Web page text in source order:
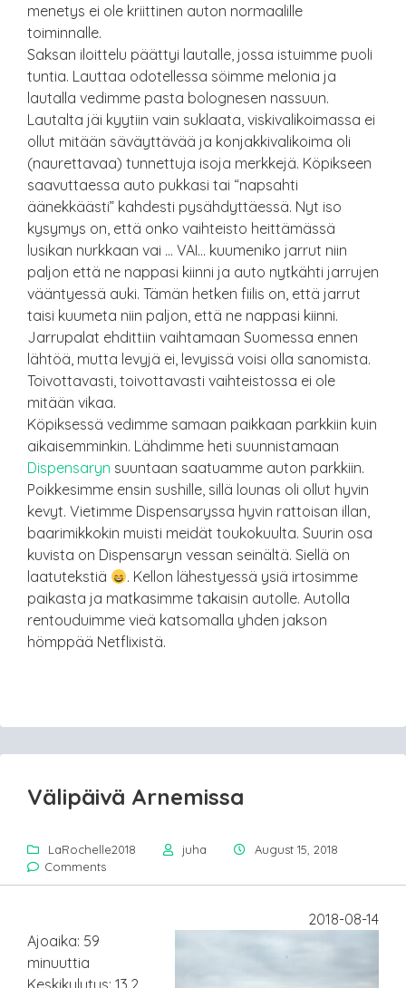
menetys ei ole kriittinen auton normaalille
toiminnalle.
Saksan iloittelu päättyi lautalle, jossa istuimme puoli
tuntia. Lauttaa odotellessa söimme melonia ja
lautalla vedimme pasta bolognesen nassuun.
Lautalta jäi kyytiin vain suklaata, viskivalikoimassa ei
ollut mitään säväyttävää ja konjakkivalikoima oli
(naurettavaa) tunnettuja isoja merkkejä. Köpikseen
saavuttaessa auto pukkasi tai “napsahti
äänekkäästi” kahdesti pysähdyttäessä. Nyt iso
kysymys on, että onko vaihteisto heittämässä
lusikan nurkkaan vai … VAI… kuumeniko jarrut niin
paljon että ne nappasi kiinni ja auto nytkähti jarrujen
vääntyessä auki. Tämän hetken fiilis on, että jarrut
taisi kuumeta niin paljon, että ne nappasi kiinni.
Jarrupalat ehdittiin vaihtamaan Suomessa ennen
lähtöä, mutta levyjä ei, levyissä voisi olla sanomista.
Toivottavasti, toivottavasti vaihteistossa ei ole
mitään vikaa.
Köpiksessä vedimme samaan paikkaan parkkiin kuin
aikaisemminkin. Lähdimme heti suunnistamaan
Dispensaryn suuntaan saatuamme auton parkkiin.
Poikkesimme ensin sushille, sillä lounas oli ollut hyvin
kevyt. Vietimme Dispensaryssa hyvin rattoisan illan,
baarimikkokin muisti meidät toukokuulta. Suurin osa
kuvista on Dispensaryn vessan seinältä. Siellä on
laatutekstiä
. Kellon lähestyessä ysiä irtosimme
paikasta ja matkasimme takaisin autolle. Autolla
rentouduimme vieä katsomalla yhden jakson
hömppää Netflixistä.
Välipäivä Arnemissa
LaRochelle2018 juha
August 15, 2018
Comments
2018-08-14
Ajoaika: 59
minuuttia